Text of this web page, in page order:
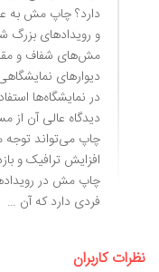
دارد؟ چاپ مش به
و رویدادهای بزرگ
مش‌های شفاف و
دیوارهای
در نمایشگاه‌ها
دیدگاه عالی آن
چاپ می‌تواند توجه
افزایش ترافیک و
چاپ مش در
فردی دارد که آن …
نظرات کاربران